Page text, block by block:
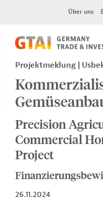
Über uns
Projektmeldung
Precision
Commercial
Project
26.11.2024